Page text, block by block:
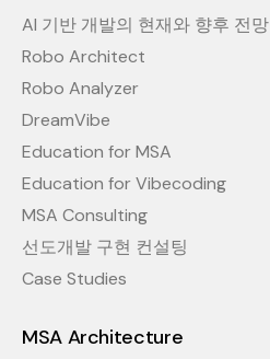
AI 기반 개발의 현재와 향후 전망
Robo Architect
Robo Analyzer
DreamVibe
Education for MSA
Education for Vibecoding
MSA Consulting
선도개발 구현 컨설팅
Case Studies
MSA Architecture